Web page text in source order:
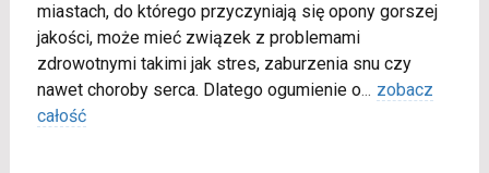
miastach, do którego przyczyniają się opony gorszej
jakości, może mieć związek z problemami
zdrowotnymi takimi jak stres, zaburzenia snu czy
nawet choroby serca. Dlatego ogumienie o... zobacz
całość